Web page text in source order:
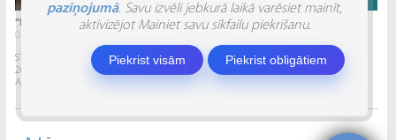
“INVENTIO 2026” ATSKATS
04.06.2026.
STUDĒJOŠO STARPTAUTISKĀ ZINĀTNISKI PRAKTISKĀ KONFERENCE “INVENTIO 2026”.
2026. gada 29. un 30. maijā Ekonomikas un kultūras augstskola sadarbībā ar
Alberta Koledžu organizēja Studējošo...
paziņojumā. Savu izvēli jebkurā laikā varēsiet mainīt,
aktivizējot Mainiet savu sīkfailu piekrišanu.
Piekrist visām Piekrist obligātiem